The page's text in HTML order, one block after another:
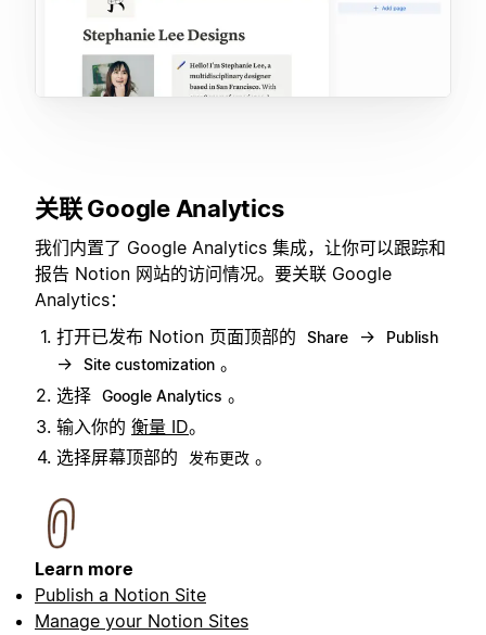
关联 Google Analytics
我们内置了 Google Analytics 集成，让你可以跟踪和
报告 Notion 网站的访问情况。要关联 Google
Analytics：
打开已发布 Notion 页面顶部的
Share → Publish
→ Site customization 。
选择 Google Analytics 。
输入你的 衡量 ID。
选择屏幕顶部的
发布更改 。
Learn more
Publish a Notion Site
Manage your Notion Sites